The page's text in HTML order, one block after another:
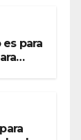
es para